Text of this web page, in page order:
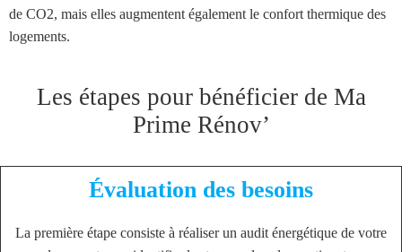
de CO2, mais elles augmentent également le confort thermique des
logements.
Les étapes pour bénéficier de Ma
Prime Rénov’
Évaluation des besoins
La première étape consiste à réaliser un audit énergétique de votre